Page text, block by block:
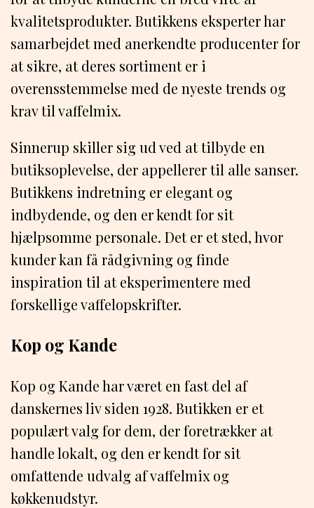
kvalitetsprodukter. Butikkens eksperter har
samarbejdet med anerkendte producenter for
at sikre, at deres sortiment er i
overensstemmelse med de nyeste trends og
krav til vaffelmix.
Sinnerup skiller sig ud ved at tilbyde en
butiksoplevelse, der appellerer til alle sanser.
Butikkens indretning er elegant og
indbydende, og den er kendt for sit
hjælpsomme personale. Det er et sted, hvor
kunder kan få rådgivning og finde
inspiration til at eksperimentere med
forskellige vaffelopskrifter.
Kop og Kande
Kop og Kande har været en fast del af
danskernes liv siden 1928. Butikken er et
populært valg for dem, der foretrækker at
handle lokalt, og den er kendt for sit
omfattende udvalg af vaffelmix og
køkkenudstyr.